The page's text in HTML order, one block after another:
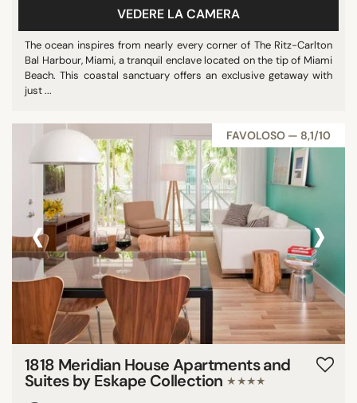
VEDERE LA CAMERA
The ocean inspires from nearly every corner of The Ritz-Carlton
Bal Harbour, Miami, a tranquil enclave located on the tip of Miami
Beach. This coastal sanctuary offers an exclusive getaway with
just ...
FAVOLOSO — 8,1/10
‹ ›
1818 Meridian House Apartments and
Suites by Eskape Collection ★★★★